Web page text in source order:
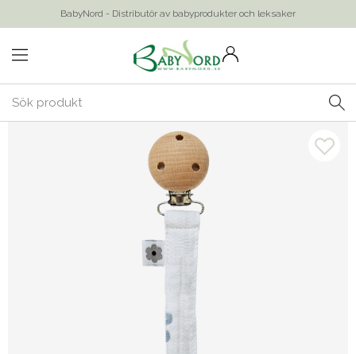
BabyNord - Distributör av babyprodukter och leksaker